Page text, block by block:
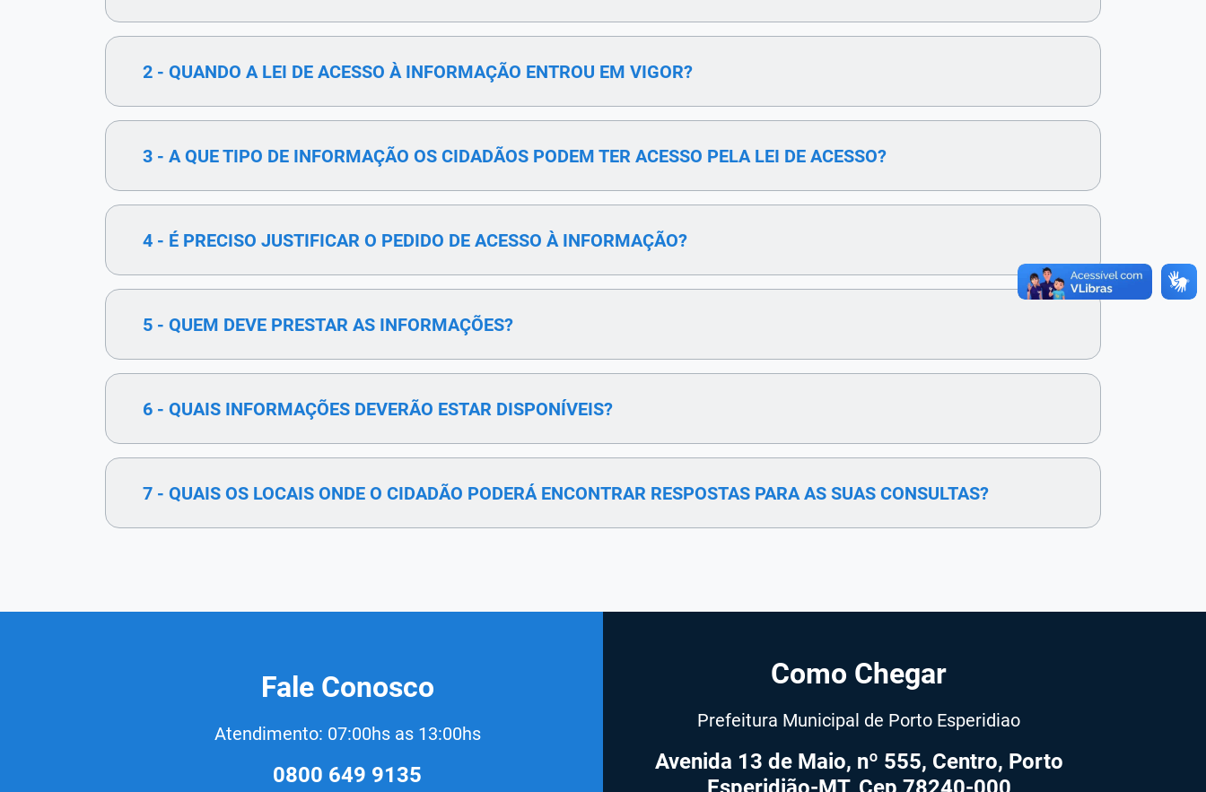
2 - QUANDO A LEI DE ACESSO À INFORMAÇÃO ENTROU EM VIGOR?
3 - A QUE TIPO DE INFORMAÇÃO OS CIDADÃOS PODEM TER ACESSO PELA LEI DE ACESSO?
4 - É PRECISO JUSTIFICAR O PEDIDO DE ACESSO À INFORMAÇÃO?
5 - QUEM DEVE PRESTAR AS INFORMAÇÕES?
6 - QUAIS INFORMAÇÕES DEVERÃO ESTAR DISPONÍVEIS?
7 - QUAIS OS LOCAIS ONDE O CIDADÃO PODERÁ ENCONTRAR RESPOSTAS PARA AS SUAS CONSULTAS?
Fale Conosco
Atendimento: 07:00hs as 13:00hs
0800 649 9135
Como Chegar
Prefeitura Municipal de Porto Esperidiao
Avenida 13 de Maio, nº 555, Centro, Porto